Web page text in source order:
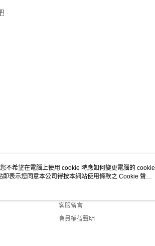
客服資訊
客服留言
會員權益聲明
不希望在電腦上使用 cookie 時應如何變更電腦的 cookie
即表示您同意本公司得按本網站使用條款之 Cookie 聲明